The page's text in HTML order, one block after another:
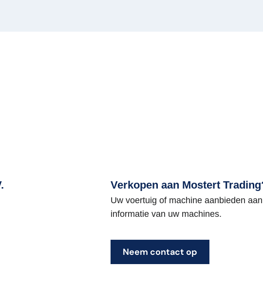
Verkopen aan Mostert
Uw voertuig of machine aanbieden
informatie van uw machines.
Neem contact op